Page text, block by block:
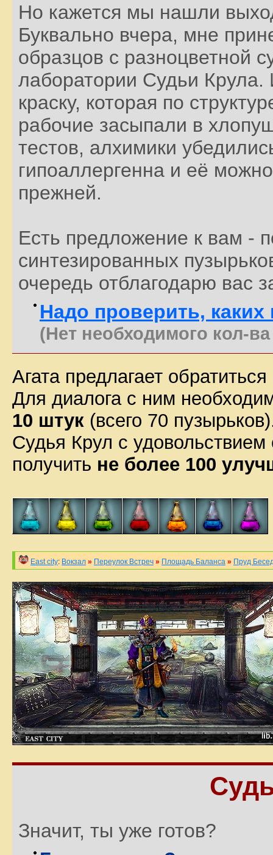
Но кажется мы нашли
Буквально вчера, мне
образцов с разноцветной
лаборатории Судьи
краску, которая по
рабочие засыпали в
тестов, алхимики
гипоаллергенна и её
прежней.
Есть предложение к вам -
синтезированных
очередь отблагодарю вас
Надо проверить, каких
(Нет необходимого кол-
Агата предлагает
Для диалога с ним
10 штук (всего 70
Судья Крул с
получить не более 100
East city: Вокзал » Переулок Встреч » Площадь Баланса » Пруд
Значит, ты уже готов?